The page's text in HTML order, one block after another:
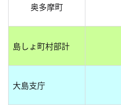
奥多摩町
島しょ町村部計
大島支庁